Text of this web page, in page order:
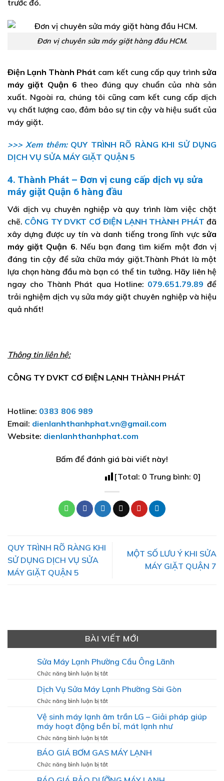
trước đó.
Đơn vị chuyên sửa máy giặt hàng đầu HCM.
Điện Lạnh Thành Phát cam kết cung cấp quy trình sửa
máy giặt Quận 6 theo đúng quy chuẩn của nhà sản
xuất. Ngoài ra, chúng tôi cũng cam kết cung cấp dịch
vụ chất lượng cao, đảm bảo sự tin cậy và hiệu suất của
máy giặt.
>>> Xem thêm: QUY TRÌNH RÕ RÀNG KHI SỬ DỤNG
DỊCH VỤ SỬA MÁY GIẶT QUẬN 5
4. Thành Phát – Đơn vị cung cấp dịch vụ sửa
máy giặt Quận 6 hàng đầu
Với dịch vụ chuyên nghiệp và quy trình làm việc chặt
chẽ. CÔNG TY DVKT CƠ ĐIỆN LẠNH THÀNH PHÁT đã
xây dựng được uy tín và danh tiếng trong lĩnh vực sửa
máy giặt Quận 6. Nếu bạn đang tìm kiếm một đơn vị
đáng tin cậy để sửa chữa máy giặt.Thành Phát là một
lựa chọn hàng đầu mà bạn có thể tin tưởng. Hãy liên hệ
ngay cho Thành Phát qua Hotline: 079.651.79.89 để
trải nghiệm dịch vụ sửa máy giặt chuyên nghiệp và hiệu
quả nhất!
Thông tin liên hệ:
CÔNG TY DVKT CƠ ĐIỆN LẠNH THÀNH PHÁT
Hotline: 0383 806 989
Email: dienlanhthanhphat.vn@gmail.com
Website: dienlanhthanhphat.com
Bấm để đánh giá bài viết này!
[Total: 0 Trung bình: 0]
QUY TRÌNH RÕ RÀNG KHI
SỬ DỤNG DỊCH VỤ SỬA
MÁY GIẶT QUẬN 5
MỘT SỐ LƯU Ý KHI SỬA
MÁY GIẶT QUẬN 7
BÀI VIẾT MỚI
Sửa Máy Lạnh Phường Cầu Ông Lãnh
Chức năng bình luận bị tắtở
Máy
Lạnh
Cầu
Ông
Dịch Vụ Sửa Máy Lạnh Phường Sài Gòn
Chức năng bình luận bị tắtở
Vụ
Sửa
Phường
Gòn
Vệ sinh máy lạnh âm trần LG – Giải pháp giúp
máy hoạt động bền bỉ, mát lạnh như
Chức năng bình luận bị tắtở
sinh
máy
BÁO GIÁ BƠM GAS MÁY LẠNH
Chức năng bình luận bị tắtở